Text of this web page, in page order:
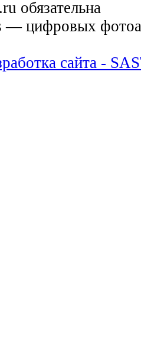
обязательна
— цифровых
сайта -